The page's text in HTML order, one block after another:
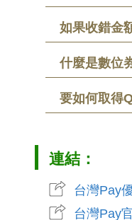
如果收錯金
什麼是數位
要如何取得
連結：
台灣Pay
台灣Pay